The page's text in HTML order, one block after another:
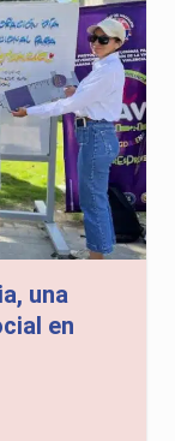
una
en